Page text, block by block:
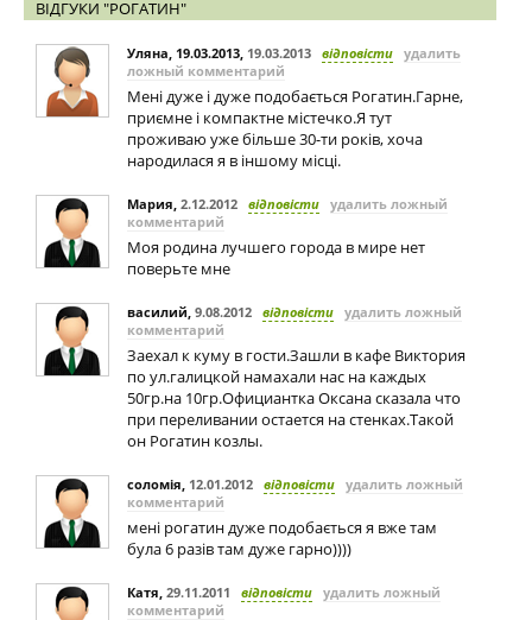
ВІДГУКИ "РОГАТИН"
Уляна, 19.03.2013, 19.03.2013 відповісти удалить
ложный комментарий
Мені дуже і дуже подобається Рогатин.Гарне,
приємне і компактне містечко.Я тут
проживаю уже більше 30-ти років, хоча
народилася я в іншому місці.
Мария, 2.12.2012 відповісти удалить ложный
комментарий
Моя родина лучшего города в мире нет
поверьте мне
василий, 9.08.2012 відповісти удалить ложный
комментарий
Заехал к куму в гости.Зашли в кафе Виктория
по ул.галицкой намахали нас на каждых
50гр.на 10гр.Официантка Оксана сказала что
при переливании остается на стенках.Такой
он Рогатин козлы.
соломія, 12.01.2012 відповісти удалить ложный
комментарий
мені рогатин дуже подобається я вже там
була 6 разів там дуже гарно))))
Катя, 29.11.2011 відповісти удалить ложный
комментарий